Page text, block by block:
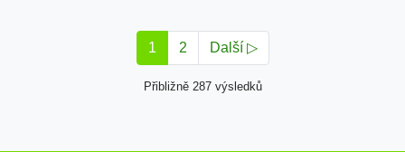
1 2 Další ▷
Přibližně 287 výsledků